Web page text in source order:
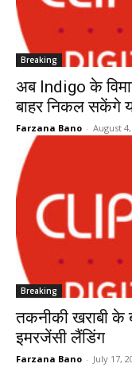
Breaking
अब Indigo के
बाहर निकल सकेंगे
Farzana Bano - August
Breaking
तकनीकी खराबी के
इमरजेंसी लैंडिंग
Farzana Bano - July 17,